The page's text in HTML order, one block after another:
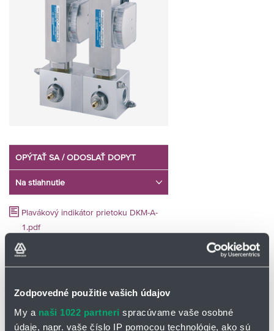
Zodpovedné použitie vašich údajov
My a naši 1022 partneri spracúvame vaše osobné
údaje, napr. vaše číslo IP pomocou technológie, ako sú
Partner Zone
OPÝTAŤ SA / ODOSLAŤ DOPYT
Na stiahnutie
Plavákový indikátor prietoku DKM-A-
1.pdf
Plavákový indikátor prietoku DKM-A-
mechanický spínač prietoku pre viskózne kvapaliny